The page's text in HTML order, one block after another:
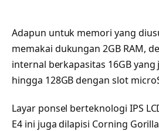
Adapun untuk memori yang
memakai dukungan 2GB RAM,
internal berkapasitas 16GB
hingga 128GB dengan slot
Layar ponsel berteknologi IPS
E4 ini juga dilapisi Corning